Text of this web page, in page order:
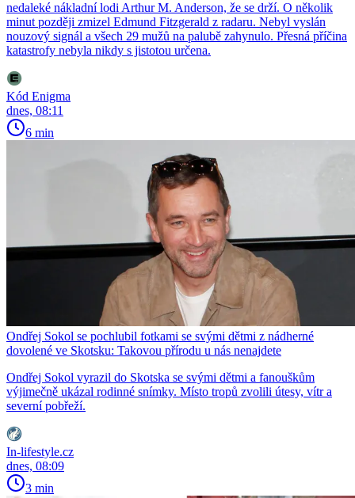
nedaleké nákladní lodi Arthur M. Anderson, že se drží. O několik
minut později zmizel Edmund Fitzgerald z radaru. Nebyl vyslán
nouzový signál a všech 29 mužů na palubě zahynulo. Přesná příčina
katastrofy nebyla nikdy s jistotou určena.
Kód Enigma
dnes, 08:11
6 min
Ondřej Sokol se pochlubil fotkami se svými dětmi z nádherné
dovolené ve Skotsku: Takovou přírodu u nás nenajdete
Ondřej Sokol vyrazil do Skotska se svými dětmi a fanouškům
výjimečně ukázal rodinné snímky. Místo tropů zvolili útesy, vítr a
severní pobřeží.
In-lifestyle.cz
dnes, 08:09
3 min